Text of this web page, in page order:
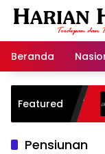
Langsung
Beranda
Featured
Warisan
Pensiunan